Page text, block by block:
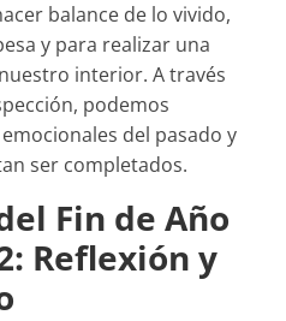
balance de lo vivido,
y para realizar una
interior. A través
podemos
del pasado y
ser completados.
Fin de Año
Reflexión y